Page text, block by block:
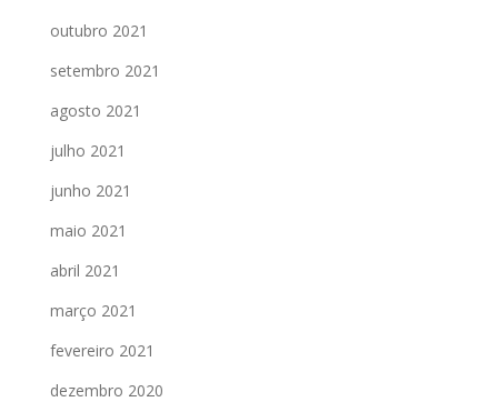
outubro 2021
setembro 2021
agosto 2021
julho 2021
junho 2021
maio 2021
abril 2021
março 2021
fevereiro 2021
dezembro 2020